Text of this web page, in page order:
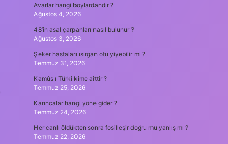
Avarlar hangi boylardandır ?
Ağustos 4, 2026
48’in asal çarpanları nasıl bulunur ?
Ağustos 3, 2026
Şeker hastaları ısırgan otu yiyebilir mi ?
Temmuz 31, 2026
Kamûs ı Türki kime aittir ?
Temmuz 25, 2026
Karıncalar hangi yöne gider ?
Temmuz 24, 2026
Her canlı öldükten sonra fosilleşir doğru mu yanlış mı ?
Temmuz 22, 2026